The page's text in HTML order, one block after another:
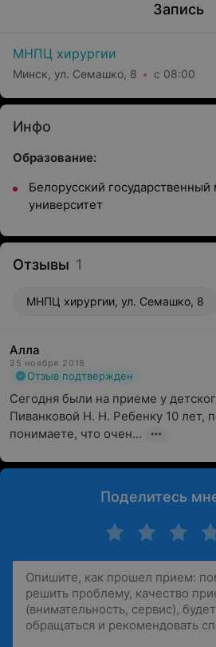
Запись
МНПЦ хирургии
Минск, ул. Семашко, 8 с 08:00
Инфо
Образование:
Белорусский
университет
Отзывы 1
МНПЦ хирургии, ул. Семашко, 8
Алла
25 ноября 2018
Отзыв подтвержден
Сегодня были на приеме у
Пиванковой Н. Н. Ребенку 10 лет,
понимаете, что очен...
Поделитесь